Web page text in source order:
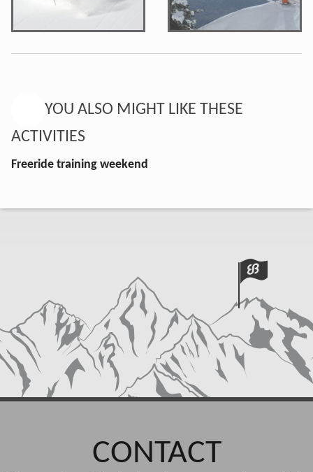
YOU ALSO MIGHT LIKE THESE
ACTIVITIES
Freeride training weekend
CONTACT